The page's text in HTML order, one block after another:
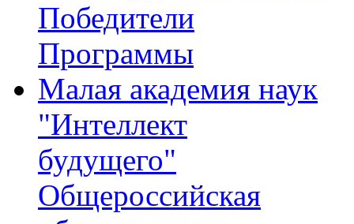
Победители
Программы
Малая академия наук
"Интеллект
будущего"
Общероссийская